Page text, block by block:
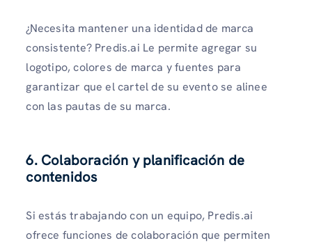
¿Necesita mantener una identidad de marca
consistente? Predis.ai Le permite agregar su
logotipo, colores de marca y fuentes para
garantizar que el cartel de su evento se alinee
con las pautas de su marca.
6. Colaboración y planificación de
contenidos
Si estás trabajando con un equipo, Predis.ai
ofrece funciones de colaboración que permiten